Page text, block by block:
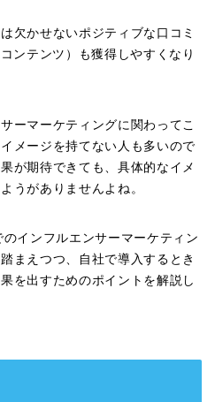
欠かせないポジティブな口コミ
ンテンツ）も獲得しやすくなり
ーマーケティングに関わってこ
メージを持てない人も多いので
が期待できても、具体的なイメ
うがありませんよね。
インフルエンサーマーケティン
まえつつ、自社で導入するとき
を出すためのポイントを解説し